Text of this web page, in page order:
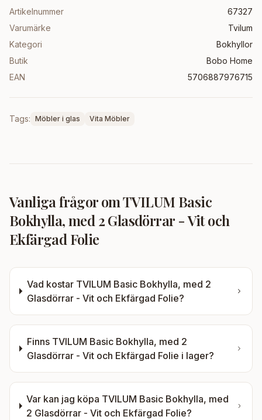
Artikelnummer
67327
Varumärke
Tvilum
Kategori
Bokhyllor
Butik
Bobo Home
EAN
5706887976715
Tags: Möbler i glas Vita Möbler
Vanliga frågor omTVILUM Basic
Bokhylla, med 2 Glasdörrar - Vit och
Ekfärgad Folie
Vad kostar TVILUM Basic Bokhylla, med 2
Glasdörrar - Vit och Ekfärgad Folie?
Finns TVILUM Basic Bokhylla, med 2
Glasdörrar - Vit och Ekfärgad Folie i lager?
Var kan jag köpa TVILUM Basic Bokhylla, med
2 Glasdörrar - Vit och Ekfärgad Folie?